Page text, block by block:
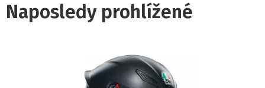
Naposledy prohlížené